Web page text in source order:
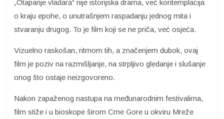
„Otapanje vladara“ nije istorijska drama, već kontemplacija
o kraju epohe, o unutrašnjem raspadanju jednog mita i
stvaranju drugog. To je film koji se ne priča, već osjeća.
Vizuelno raskošan, ritmom tih, a značenjem dubok, ovaj
film je poziv na razmišljanje, na strpljivo gledanje i slušanje
onog što ostaje neizgovoreno.
Nakon zapaženog nastupa na međunarodnim festivalima,
film stiže i u bioskope širom Crne Gore u okviru Mreže